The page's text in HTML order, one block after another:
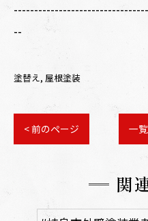
--
塗替え 屋根塗装
< 前のページ 一
関